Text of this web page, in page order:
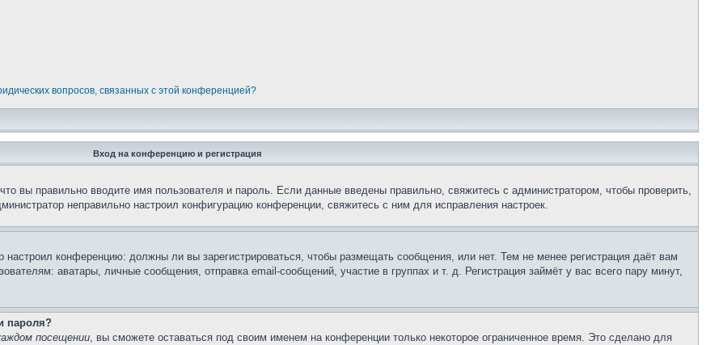
вопросов, связанных с этой конференцией?
Вход на конференцию и регистрация
вы правильно вводите имя пользователя и пароль. Если данные введены правильно, свяжитесь с администратором, чтобы проверить,
неправильно настроил конфигурацию конференции, свяжитесь с ним для исправления настроек.
настроил конференцию: должны ли вы зарегистрироваться, чтобы размещать сообщения, или нет. Тем не менее регистрация даёт вам
аватары, личные сообщения, отправка email-сообщений, участие в группах и т. д. Регистрация займёт у вас всего пару минут,
пароля?
посещении, вы сможете оставаться под своим именем на конференции только некоторое ограниченное время. Это сделано для